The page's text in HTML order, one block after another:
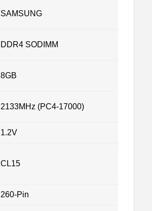
SAMSUNG
DDR4 SODIMM
8GB
2133MHz (PC4-17000)
1.2V
CL15
260-Pin